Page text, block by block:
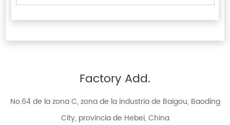
Factory Add.
No.64 de la zona C, zona de la industria de Baigou, Baoding
City, provincia de Hebei, China